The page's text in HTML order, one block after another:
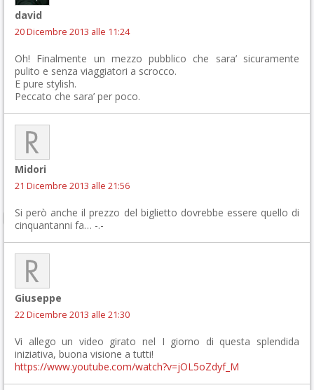
david
20 Dicembre 2013 alle 11:24
Oh! Finalmente un mezzo pubblico che sara’ sicuramente
pulito e senza viaggiatori a scrocco.
E pure stylish.
Peccato che sara’ per poco.
Midori
21 Dicembre 2013 alle 21:56
Si però anche il prezzo del biglietto dovrebbe essere quello di
cinquantanni fa… -.-
Giuseppe
22 Dicembre 2013 alle 21:30
Vi allego un video girato nel I giorno di questa splendida
iniziativa, buona visione a tutti!
https://www.youtube.com/watch?v=jOL5oZdyf_M